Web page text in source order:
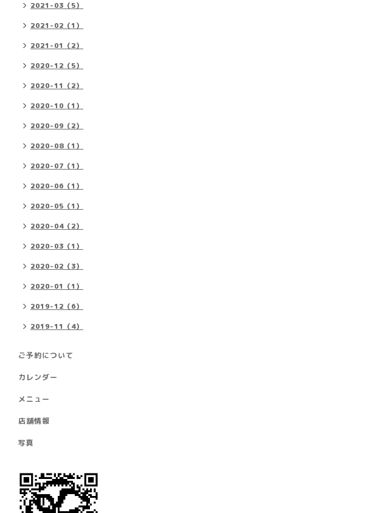
2021-03（5）
2021-02（1）
2021-01（2）
2020-12（5）
2020-11（2）
2020-10（1）
2020-09（2）
2020-08（1）
2020-07（1）
2020-06（1）
2020-05（1）
2020-04（2）
2020-03（1）
2020-02（3）
2020-01（1）
2019-12（6）
2019-11（4）
ご予約について
カレンダー
メニュー
店舗情報
写真